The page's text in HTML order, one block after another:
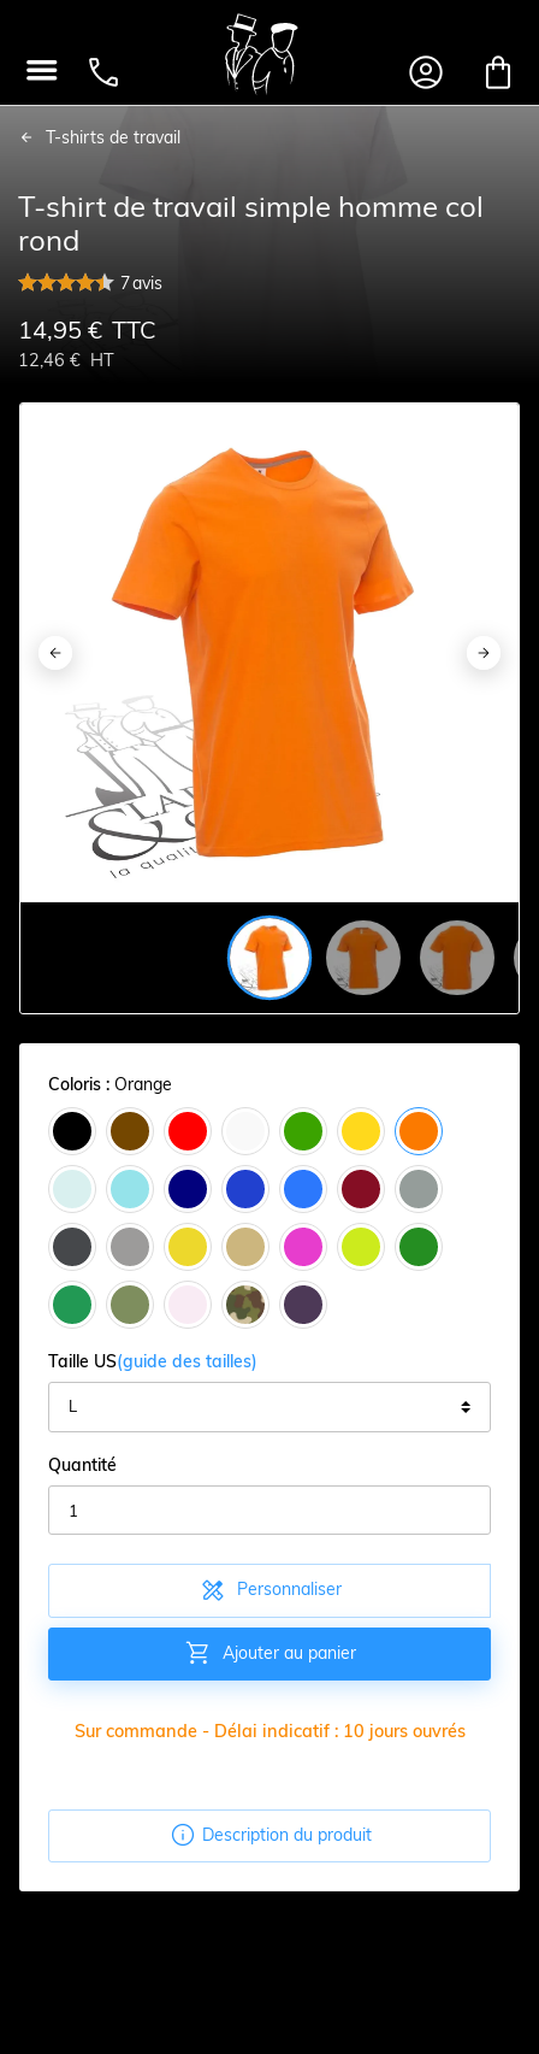
   
T-shirts de travail
T-shirt de travail simple homme col
rond
7avis
14,95 € TTC
12,46 € HT
 
 
 
 
 
Coloris : Orange
Taille US(guide des tailles)
Quantité
 Personnaliser
 Ajouter au panier
Sur commande - Délai indicatif : 10 jours ouvrés
 Description du produit